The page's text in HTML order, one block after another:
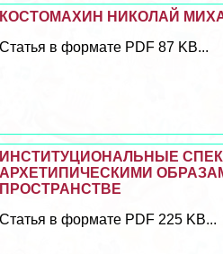
КОСТОМАХИН НИКОЛАЙ
Статья в формате PDF 87 KB...
ИНСТИТУЦИОНАЛЬНЫЕ
АРХЕТИПИЧЕСКИМИ
ПРОСТРАНСТВЕ
Статья в формате PDF 225 KB...